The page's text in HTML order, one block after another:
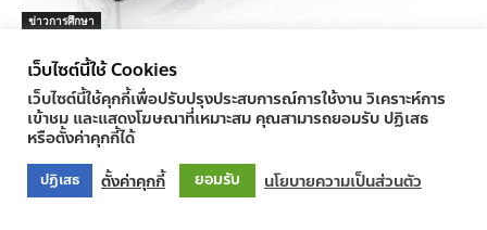
ข่าวการศึกษา
Vista Codec Package 5.9.2 Final
ครูทูเดย์ ข่าวการศึกษา -
© Newspaper WordPress Theme by TagDiv
เว็บไซต์นี้ใช้ Cookies
เว็บไซต์นี้ใช้คุกกี้เพื่อปรับปรุงประสบการณ์การใช้งาน วิเคราะห์การ
เข้าชม และแสดงโฆษณาที่เหมาะสม คุณสามารถยอมรับ ปฏิเสธ
หรือตั้งค่าคุกกี้ได้
ปฏิเสธ ตั้งค่าคุกกี้ ยอมรับ นโยบายความเป็นส่วนตัว